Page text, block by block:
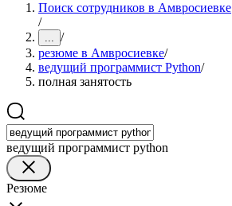
Поиск сотрудников в Амвросиевке
/
... /
резюме в Амвросиевке/
ведущий программист Python/
полная занятость
ведущий программист python
Резюме